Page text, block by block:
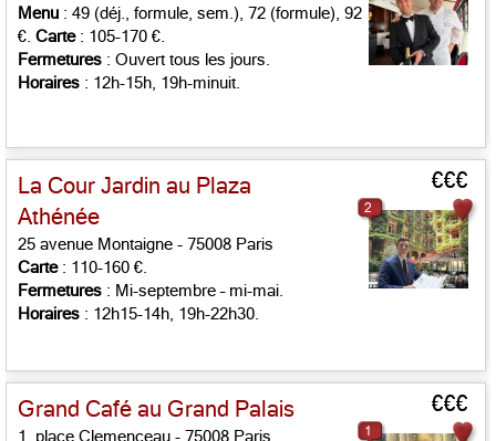
Menu : 49 (déj., formule, sem.), 72 (formule), 92
€. Carte: 105-170 €.
Fermetures : Ouvert tous les jours.
Horaires : 12h-15h, 19h-minuit.
La Cour Jardin au Plaza
Athénée
€€€
25 avenue Montaigne - 75008 Paris
Carte: 110-160 €.
Fermetures : Mi-septembre – mi-mai.
Horaires : 12h15-14h, 19h-22h30.
2
Grand Café au Grand Palais €€€
1, place Clemenceau - 75008 Paris
1